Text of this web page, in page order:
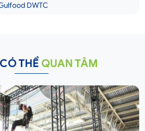
DWTC
THỂ QUAN TÂM